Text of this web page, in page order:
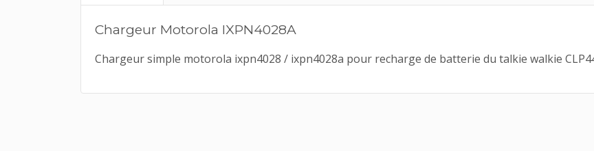
Chargeur Motorola IXPN4028A
Chargeur simple motorola ixpn4028 / ixpn4028a pour recharge de batterie du talkie walkie